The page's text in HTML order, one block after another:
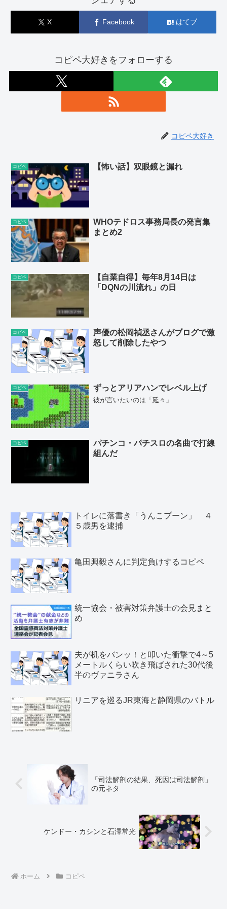
X Facebook はてブ
コピペ大好きをフォローする
コピペ大好き
コピペ 【怖い話】双眼鏡と漏れ
コピペ
WHOテドロス事務局長の発言集
まとめ2
コピペ
【自業自得】毎年8月14日は
「DQNの川流れ」の日
コピペ
声優の松岡禎丞さんがブログで激
怒して削除したやつ
コピペ ずっとアリアハンでレベル上げ
彼が言いたいのは「延々」
コピペ
パチンコ・パチスロの名曲で打線
組んだ
トイレに落書き「うんこプーン」 ４
５歳男を逮捕
亀田興毅さんに判定負けするコピペ
統一協会・被害対策弁護士の会見まと
め
夫が机をバンッ！と叩いた衝撃で4～5
メートルくらい吹き飛ばされた30代後
半のヴァニラさん
リニアを巡るJR東海と静岡県のバトル
「司法解剖の結果、死因は司法解剖」
の元ネタ
ケンドー・カシンと石澤常光
ホーム コピペ